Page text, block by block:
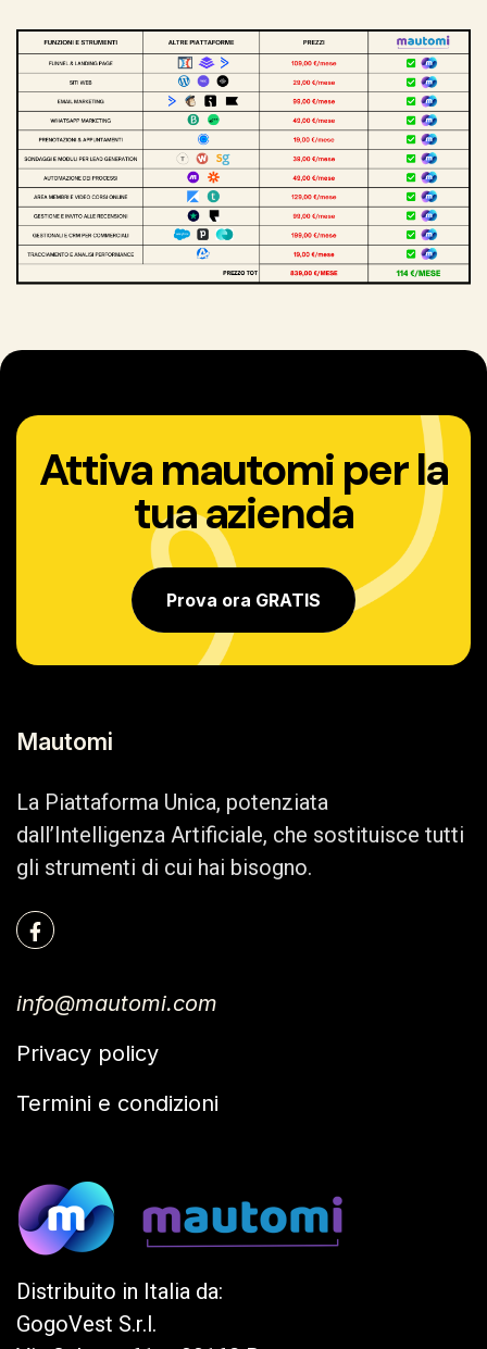
Attiva mautomi per la
tua azienda
Prova ora GRATIS
Mautomi
La Piattaforma Unica, potenziata
dall’Intelligenza Artificiale, che sostituisce tutti
gli strumenti di cui hai bisogno.
info@mautomi.com
Privacy policy
Termini e condizioni
Distribuito in Italia da:
GogoVest S.r.l.